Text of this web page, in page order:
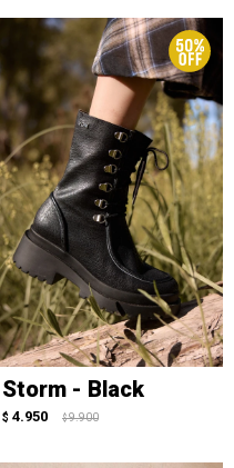
Storm - Black
$ 4.950 $ 9.900